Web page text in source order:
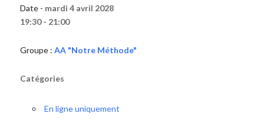
Date - mardi 4 avril 2028
19:30 - 21:00
Groupe : AA "Notre Méthode"
Catégories
En ligne uniquement